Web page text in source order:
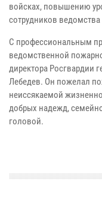
войсках, повышению
сотрудников
С профессиональным
ведомственной
директора Росгвардии
Лебедев. Он пожелал
неиссякаемой
добрых надежд,
головой.